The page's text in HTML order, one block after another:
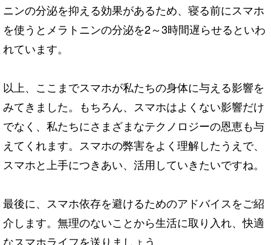
ニンの分泌を抑える効果があるため、寝る前にスマホ
を使うとメラトニンの分泌を2～3時間遅らせるといわ
れています。
以上、ここまでスマホが私たちの身体に与える影響を
みてきました。もちろん、スマホはよくない影響だけ
でなく、私たちにさまざまなテクノロジーの恩恵も与
えてくれます。スマホの弊害をよく理解したうえで、
スマホと上手につきあい、活用していきたいですね。
最後に、スマホ依存を避けるためのアドバイスをご紹
介します。無理のないことから生活に取り入れ、快適
なスマホライフを送りましょう。